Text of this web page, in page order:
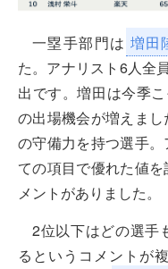
一塁手部門は 増田
た。アナリスト6人全
出です。増田は今季
の出場機会が増えま
の守備力を持つ選手
ての項目で優れた値
メントがありました。
2位以下はどの選手
るというコメントが